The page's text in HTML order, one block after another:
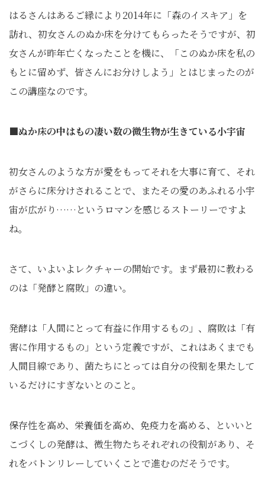
はるさんはあるご縁により2014年に「森のイスキア」を
訪れ、初女さんのぬか床を分けてもらったそうですが、初
女さんが昨年亡くなったことを機に、「このぬか床を私の
もとに留めず、皆さんにお分けしよう」とはじまったのが
この講座なのです。
■ぬか床の中はもの凄い数の微生物が生きている小宇宙
初女さんのような方が愛をもってそれを大事に育て、それ
がさらに床分けされることで、またその愛のあふれる小宇
宙が広がり……というロマンを感じるストーリーですよ
ね。
さて、いよいよレクチャーの開始です。まず最初に教わる
のは「発酵と腐敗」の違い。
発酵は「人間にとって有益に作用するもの」、腐敗は「有
害に作用するもの」という定義ですが、これはあくまでも
人間目線であり、菌たちにとっては自分の役割を果たして
いるだけにすぎないとのこと。
保存性を高め、栄養価を高め、免疫力を高める、といいと
こづくしの発酵は、微生物たちそれぞれの役割があり、そ
れをバトンリレーしていくことで進むのだそうです。